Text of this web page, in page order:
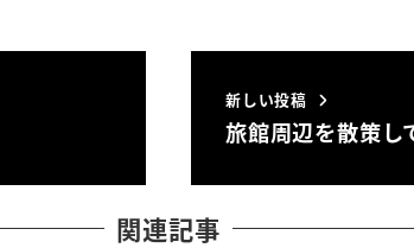
新しい投稿
旅館周辺を散策
関連記事